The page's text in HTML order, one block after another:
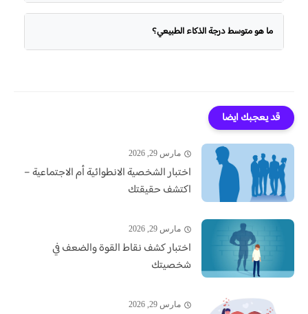
ما هو متوسط درجة الذكاء الطبيعي؟
قد يعجبك ايضا
مارس 29, 2026
اختبار الشخصية الانطوائية أم الاجتماعية –
اكتشف حقيقتك
مارس 29, 2026
اختبار كشف نقاط القوة والضعف في
شخصيتك
مارس 29, 2026